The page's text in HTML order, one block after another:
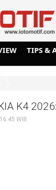
TIPS &
K4
WIB